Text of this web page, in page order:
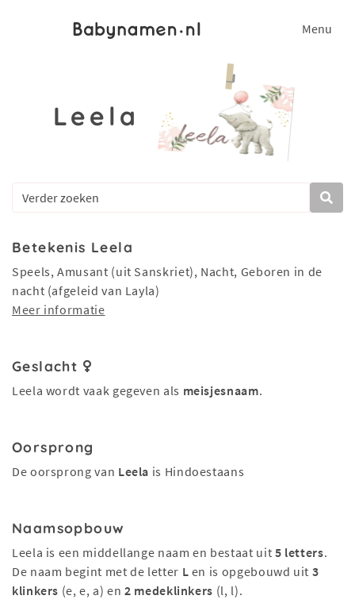
Menu
Leela
Betekenis Leela
Speels, Amusant (uit Sanskriet), Nacht, Geboren in de
nacht (afgeleid van Layla)
Meer informatie
Geslacht
Leela wordt vaak gegeven als meisjesnaam.
Oorsprong
De oorsprong van Leela is Hindoestaans
Naamsopbouw
Leela is een middellange naam en bestaat uit 5 letters.
De naam begint met de letter L en is opgebouwd uit 3
klinkers (e, e, a) en2 medeklinkers (l, l).